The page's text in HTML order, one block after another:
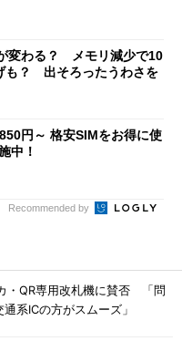
変わる？ メモリ減少で10
も？ 出そろったうわさを
円～ 格安SIMをお得に使
中！
Recommended by
・QR専用改札機に賛否 「問
系ICの方がスムーズ」